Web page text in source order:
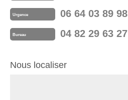
Urgence 06 64 03 89 98
Bureau 04 82 29 63 27
Nous localiser